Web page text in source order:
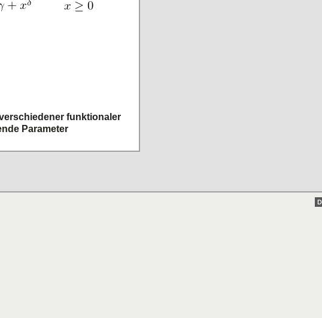
funktionaler
Parameter